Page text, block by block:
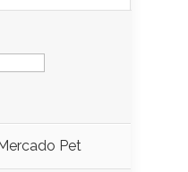
Pet